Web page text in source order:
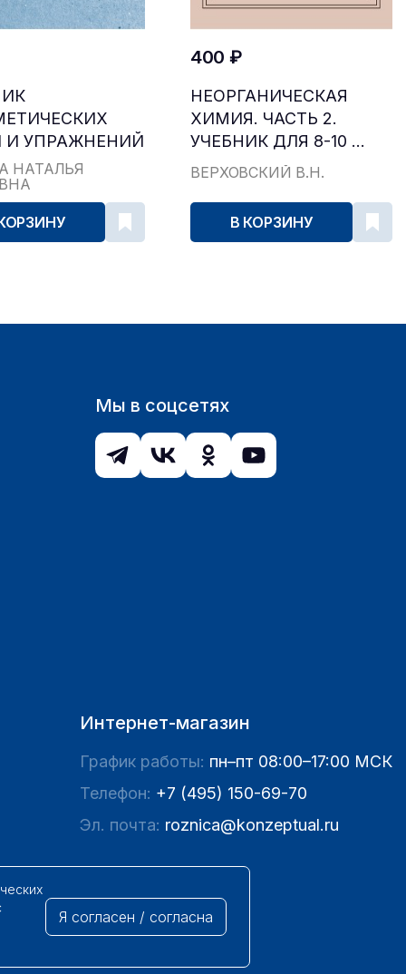
И УПРАЖНЕНИЙ
НАТАЛЬЯ
400 ₽
НЕОРГАНИЧЕСКАЯ
ХИМИЯ. ЧАСТЬ 2.
УЧЕБНИК ДЛЯ 8-10 ...
ВЕРХОВСКИЙ В.Н.
В КОРЗИНУ
Мы в соцсетях
Интернет-магазин
График работы: пн–пт 08:00–17:00 МСК
Телефон: +7 (495) 150-69-70
Эл. почта: roznica@konzeptual.ru
Я согласен / согласна